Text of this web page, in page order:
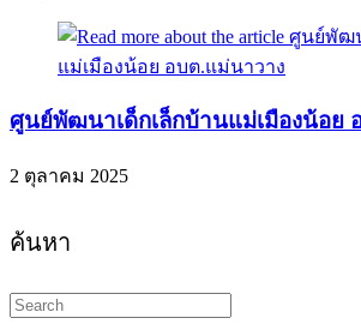
ศูนย์พัฒนาเด็กเล็กบ้านแม่เมืองน้อย
2 ตุลาคม 2025
ค้นหา
Search
this